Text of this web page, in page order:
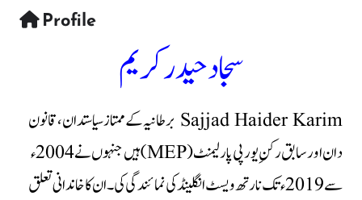
Profile
سجاد حیدر کریم
Sajjad Haider Karim برطانیہ کے ممتاز سیاستدان، قانون
دان اور سابق رکنِ یورپی پارلیمنٹ (MEP) ہیں جنہوں نے 2004ء
سے 2019ء تک نارتھ ویسٹ انگلینڈ کی نمائندگی کی۔ ان کا خاندانی تعلق